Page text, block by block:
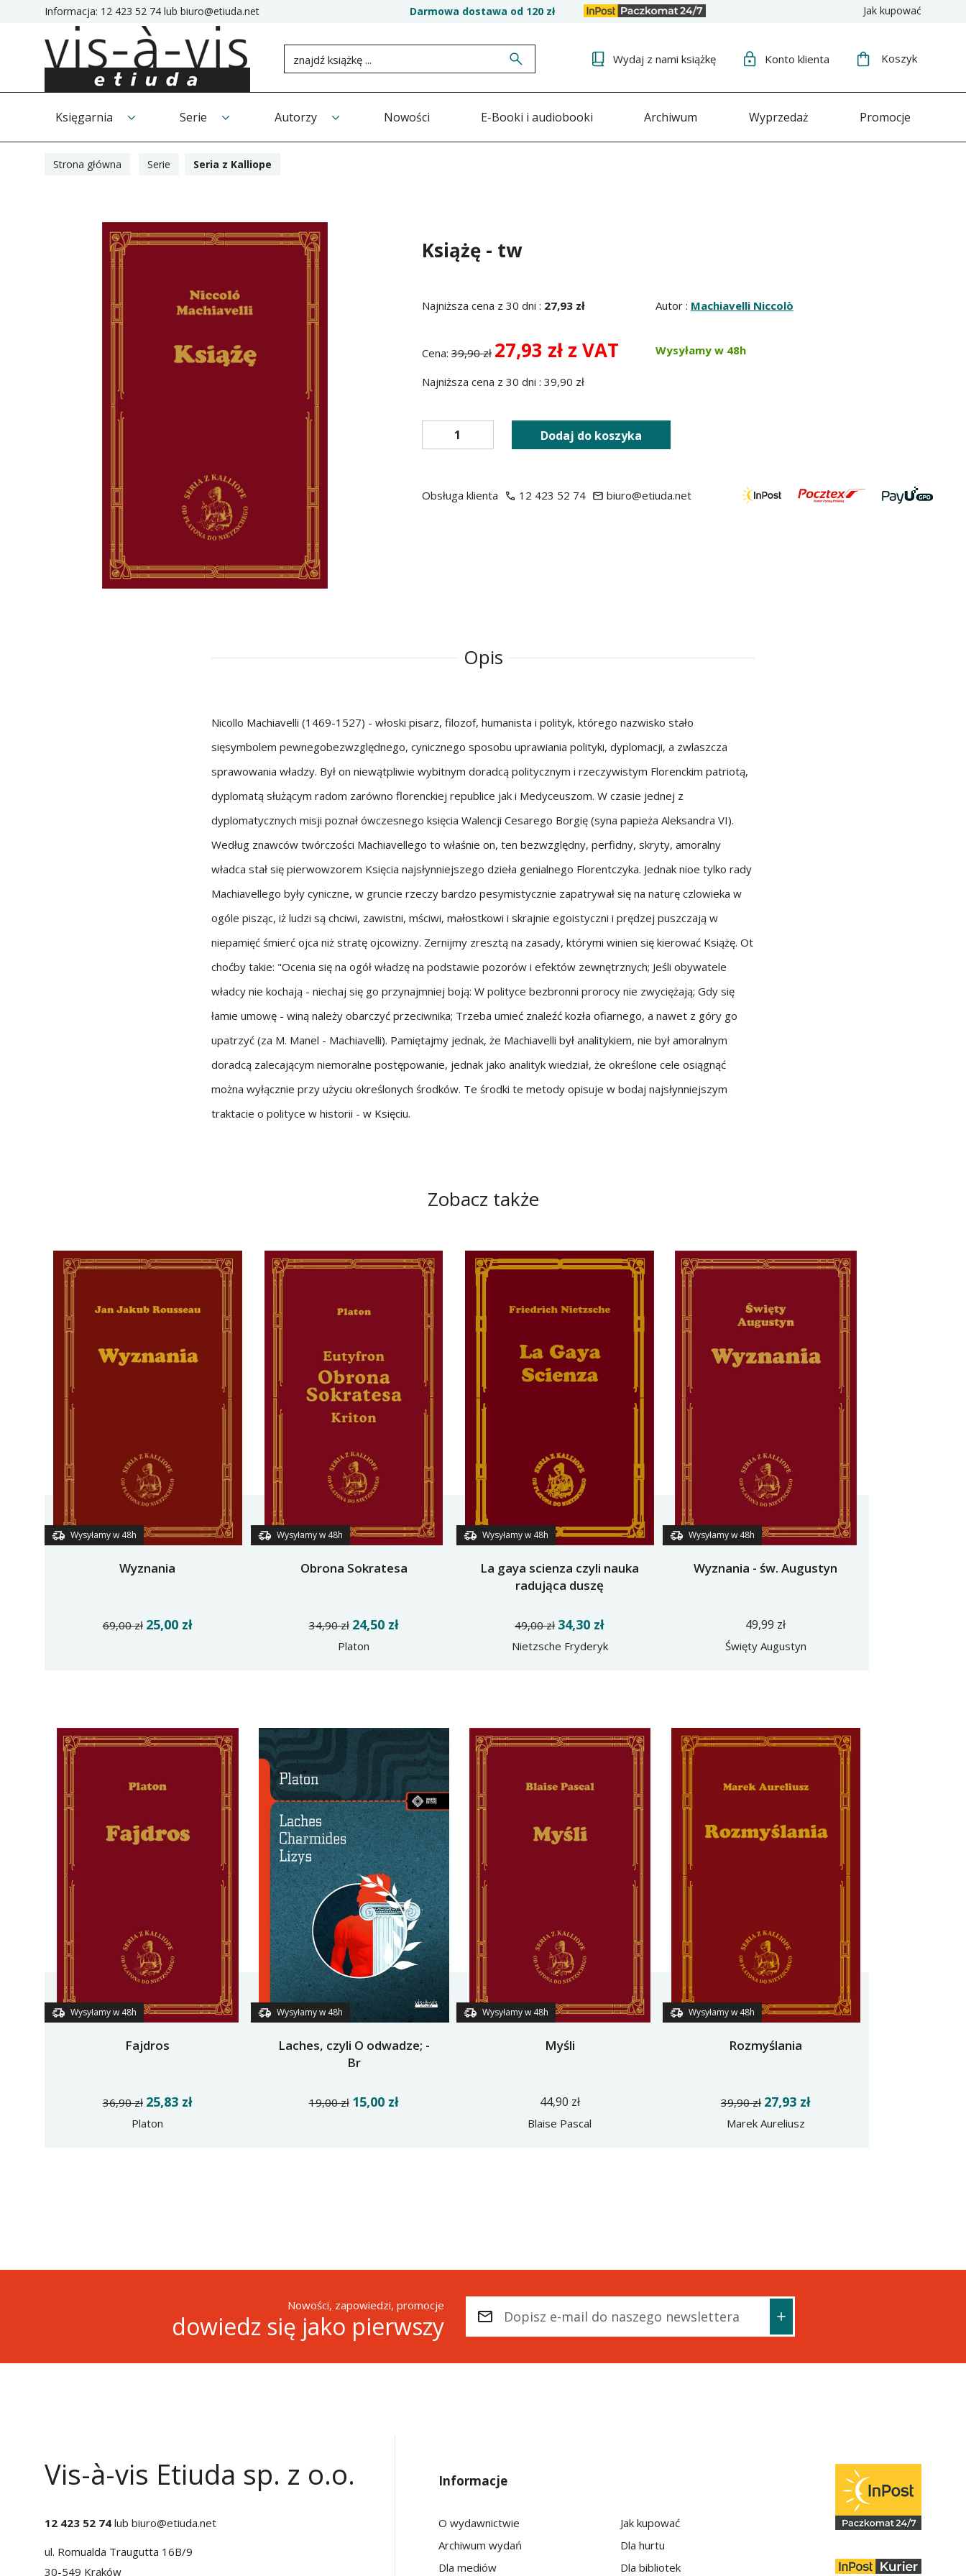
Informacja: 12 423 52 74 lub biuro@etiuda.net Darmowa dostawa od 120 zł Jak kupować
Wydaj z nami książkę Konto klienta Koszyk
Księgarnia Serie Autorzy Nowości E-Booki i audiobooki Archiwum Wyprzedaż Promocje
Strona główna Serie Seria z Kalliope
Książę - tw
Najniższa cena z 30 dni : 27,93 zł Autor : Machiavelli Niccolò
Cena:39,90 zł 27,93 zł z VAT
Najniższa cena z 30 dni : 39,90 zł
Wysyłamy w 48h
Dodaj do koszyka
Obsługa klienta 12 423 52 74 biuro@etiuda.net
Opis
Nicollo Machiavelli (1469-1527) - włoski pisarz, filozof, humanista i polityk, którego nazwisko stało
sięsymbolem pewnegobezwzględnego, cynicznego sposobu uprawiania polityki, dyplomacji, a zwlaszcza
sprawowania władzy. Był on niewątpliwie wybitnym doradcą politycznym i rzeczywistym Florenckim patriotą,
dyplomatą służącym radom zarówno florenckiej republice jak i Medyceuszom. W czasie jednej z
dyplomatycznych misji poznał ówczesnego księcia Walencji Cesarego Borgię (syna papieża Aleksandra VI).
Według znawców twórczości Machiavellego to właśnie on, ten bezwzględny, perfidny, skryty, amoralny
władca stał się pierwowzorem Księcia najsłynniejszego dzieła genialnego Florentczyka. Jednak nioe tylko rady
Machiavellego były cyniczne, w gruncie rzeczy bardzo pesymistycznie zapatrywał się na naturę czlowieka w
ogóle pisząc, iż ludzi są chciwi, zawistni, mściwi, małostkowi i skrajnie egoistyczni i prędzej puszczają w
niepamięć śmierć ojca niż stratę ojcowizny. Zernijmy zresztą na zasady, którymi winien się kierować Książę. Ot
choćby takie: "Ocenia się na ogół władzę na podstawie pozorów i efektów zewnętrznych; Jeśli obywatele
władcy nie kochają - niechaj się go przynajmniej boją: W polityce bezbronni prorocy nie zwyciężają; Gdy się
łamie umowę - winą należy obarczyć przeciwnika; Trzeba umieć znaleźć kozła ofiarnego, a nawet z góry go
upatrzyć (za M. Manel - Machiavelli). Pamiętajmy jednak, że Machiavelli był analitykiem, nie był amoralnym
doradcą zalecającym niemoralne postępowanie, jednak jako analityk wiedział, że określone cele osiągnąć
można wyłącznie przy użyciu określonych środków. Te środki te metody opisuje w bodaj najsłynniejszym
traktacie o polityce w historii - w Księciu.
Zobacz także
Wysyłamy w 48h
Wyznania
69,00 zł 25,00 zł
Wysyłamy w 48h
Obrona Sokratesa
34,90 zł 24,50 zł
Platon
Wysyłamy w 48h
La gaya scienza czyli nauka
radująca duszę
49,00 zł 34,30 zł
Nietzsche Fryderyk
Wysyłamy w 48h
Wyznania - św. Augustyn
49,99 zł
Święty Augustyn
Wysyłamy w 48h
Fajdros
36,90 zł 25,83 zł
Platon
Wysyłamy w 48h
Laches, czyli O odwadze; -
Br
19,00 zł 15,00 zł
Wysyłamy w 48h
Myśli
44,90 zł
Blaise Pascal
Wysyłamy w 48h
Rozmyślania
39,90 zł 27,93 zł
Marek Aureliusz
Nowości, zapowiedzi, promocje
dowiedz się jako pierwszy
Vis-à-vis Etiuda sp. z o.o.
12 423 52 74 lub biuro@etiuda.net
ul. Romualda Traugutta 16B/9
30-549 Kraków
Informacje
O wydawnictwie
Archiwum wydań
Dla mediów
Jak kupować
Dla hurtu
Dla bibliotek